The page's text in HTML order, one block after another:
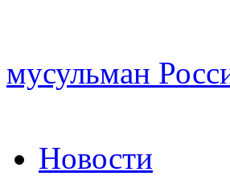
мусульман
Новости